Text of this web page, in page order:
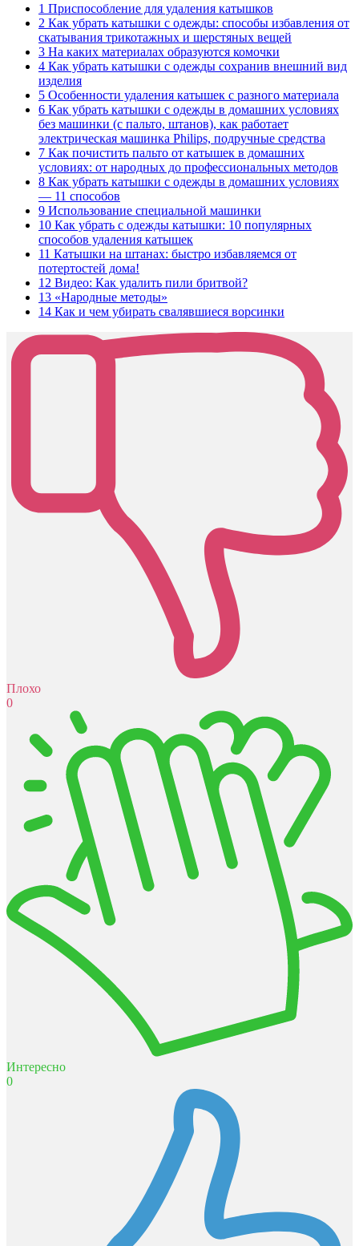
1 Приспособление для удаления катышков
2 Как убрать катышки с одежды: способы избавления от
скатывания трикотажных и шерстяных вещей
3 На каких материалах образуются комочки
4 Как убрать катышки с одежды сохранив внешний вид
изделия
5 Особенности удаления катышек с разного материала
6 Как убрать катышки с одежды в домашних условиях
без машинки (с пальто, штанов), как работает
электрическая машинка Philips, подручные средства
7 Как почистить пальто от катышек в домашних
условиях: от народных до профессиональных методов
8 Как убрать катышки с одежды в домашних условиях
— 11 способов
9 Использование специальной машинки
10 Как убрать с одежды катышки: 10 популярных
способов удаления катышек
11 Катышки на штанах: быстро избавляемся от
потертостей дома!
12 Видео: Как удалить пили бритвой?
13 «Народные методы»
14 Как и чем убирать свалявшиеся ворсинки
Плохо
0
Интересно
0